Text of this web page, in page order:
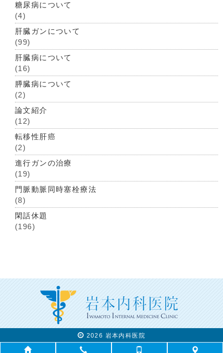
糖尿病について
(4)
肝臓ガンについて
(99)
肝臓病について
(16)
膵臓病について
(2)
論文紹介
(12)
転移性肝癌
(2)
進行ガンの治療
(19)
門脈動脈同時塞栓療法
(8)
閑話休題
(196)
2026 岩本内科医院